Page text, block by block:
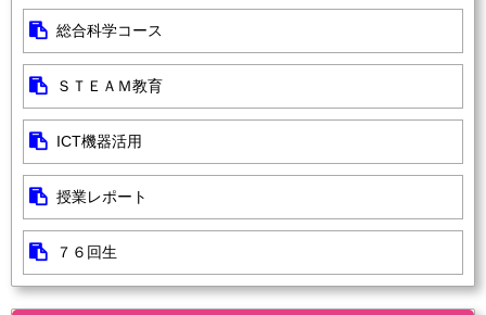
総合科学コース
ＳＴＥＡＭ教育
ICT機器活用
授業レポート
７６回生